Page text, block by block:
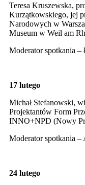
Teresa Kruszewska,
Kurzątkowskiego, jej
Narodowych w
Museum w Weil am
Moderator spotkania –
17 lutego
Michał Stefanowski,
Projektantów Form
INNO+NPD (Nowy
Moderator spotkania –
24 lutego